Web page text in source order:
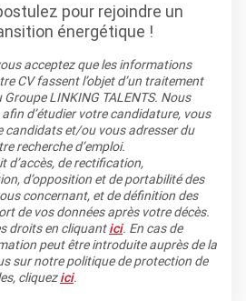
pour rejoindre un
énergétique !
acceptez que les informations
CV fassent l’objet d’un traitement
LINKING TALENTS. Nous
d’étudier votre candidature, vous
candidats et/ou vous adresser du
recherche d’emploi.
d’accès, de rectification,
d’opposition et de portabilité des
concernant, et de définition des
de vos données après votre décès.
droits en cliquantici. En cas de
peut être introduite auprès de la
sur notre politique de protection de
cliquezici.